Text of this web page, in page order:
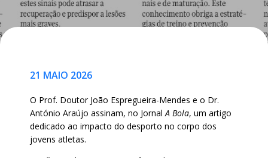
21 MAIO 2026
O Prof. Doutor João Espregueira-Mendes e o Dr.
António Araújo assinam, no JornalA Bola, um artigo
dedicado ao impacto do desporto no corpo dos
jovens atletas.